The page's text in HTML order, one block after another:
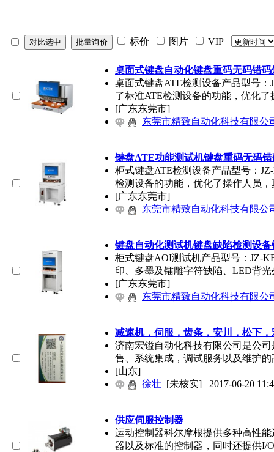
标价 图片 VIP
桌面式键盘自动化键盘重码无码错
桌面式键盘ATE检测设备产品型号
了标准ATE检测设备的功能，优化了
[广东东莞市]
东莞市精致自动化科技有限公
键盘ATE功能测试机键盘重码无码
柜式键盘ATE检测设备产品型号：
检测设备的功能，优化了操作人员，
[广东东莞市]
东莞市精致自动化科技有限公
键盘自动化测试机键盘缺陷检测设
柜式键盘AOI测试机产品型号：JZ-
印、多墨及镭雕字符缺陷、LED背
[广东东莞市]
东莞市精致自动化科技有限公
减速机，伺服，齿条，安川，松下，
济南宏镒自动化科技有限公司是公
售、系统集成，调试服务以及维护的
[山东]
徐壮 [未核实] 2017-06-20
供应伺服控制器
运动控制器科尔摩根提供多种高性
器以及标准的控制器，同时还提供I/